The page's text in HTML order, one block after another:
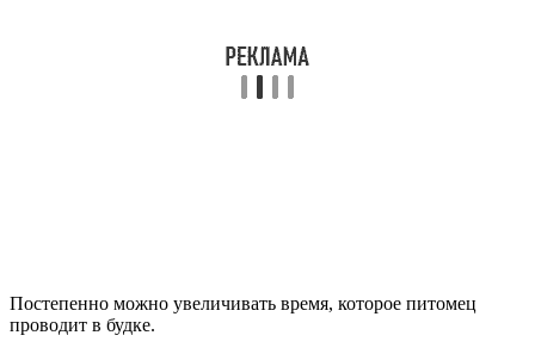
Постепенно можно увеличивать время, которое питомец
проводит в будке.